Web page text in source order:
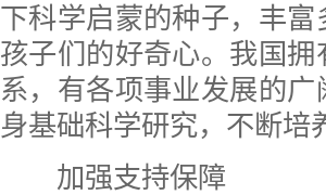
下科学启蒙的种子，丰
孩子们的好奇心。我国
系，有各项事业发展的
身基础科学研究，不断培
加强支持保障